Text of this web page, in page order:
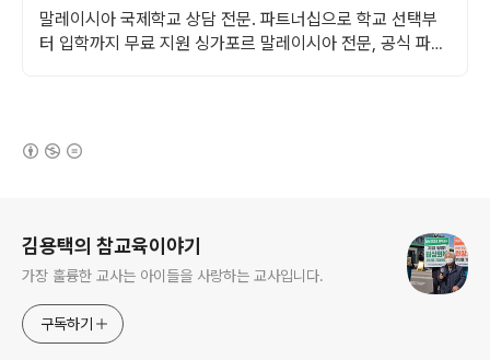
말레이시아 국제학교 상담 전문. 파트너십으로 학교 선택부
터 입학까지 무료 지원 싱가포르 말레이시아 전문, 공식 파트
김용택의 참교육이야기
가장 훌륭한 교사는 아이들을 사랑하는 교사입니다.
구독하기